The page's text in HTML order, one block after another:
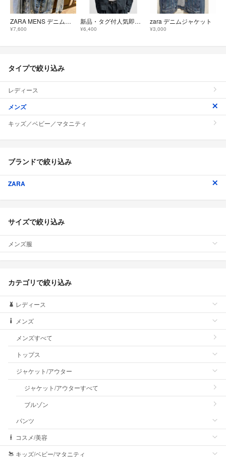
ZARA MENS デニムジャケット
¥7,600
新品・タグ付人気即完モデルZARAリラックスフィットデニムジャケット インディゴ
¥6,400
zara デニムジャケット
¥3,000
タイプで絞り込み
レディース
メンズ
キッズ／ベビー／マタニティ
ブランドで絞り込み
ZARA
サイズで絞り込み
メンズ服
カテゴリで絞り込み
レディース
メンズ
メンズすべて
トップス
ジャケット/アウター
ジャケット/アウターすべて
ブルゾン
パンツ
コスメ/美容
キッズ/ベビー/マタニティ